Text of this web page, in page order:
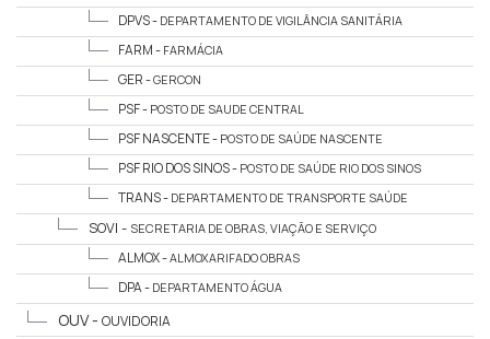
DPVS - DEPARTAMENTO DE VIGILÂNCIA SANITÁRIA
FARM - FARMÁCIA
GER -GERCON
PSF - POSTO DE SAUDE CENTRAL
PSF NASCENTE - POSTO DE SAÚDE NASCENTE
PSF RIO DOS SINOS - POSTO DE SAÚDE RIO DOS SINOS
TRANS - DEPARTAMENTO DE TRANSPORTE SAÚDE
SOVI - SECRETARIA DE OBRAS, VIAÇÃO E SERVIÇO
ALMOX -ALMOXARIFADO OBRAS
DPA - DEPARTAMENTO ÁGUA
OUV - OUVIDORIA